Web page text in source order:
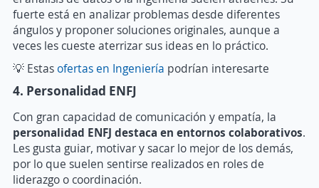
fuerte está en analizar problemas desde diferentes
ángulos y proponer soluciones originales, aunque a
veces les cueste aterrizar sus ideas en lo práctico.
💡 Estasofertas en Ingeniería podrían interesarte
4. Personalidad ENFJ
Con gran capacidad de comunicación y empatía, la
personalidad ENFJ destaca en entornos colaborativos.
Les gusta guiar, motivar y sacar lo mejor de los demás,
por lo que suelen sentirse realizados en roles de
liderazgo o coordinación.